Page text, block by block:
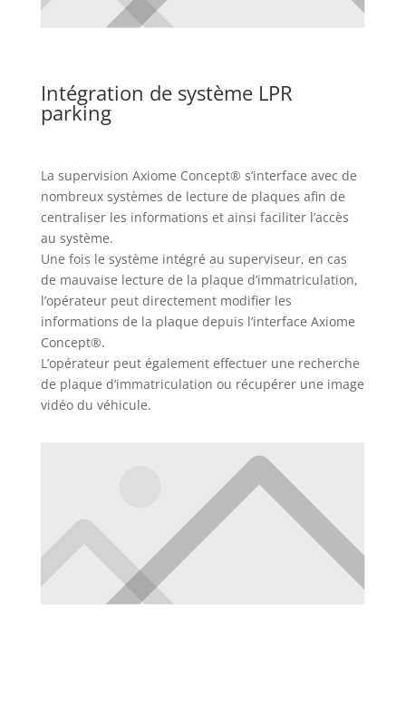
Intégration de système LPR
parking
La supervision Axiome Concept® s’interface avec de
nombreux systèmes de lecture de plaques afin de
centraliser les informations et ainsi faciliter l’accès
au système.
Une fois le système intégré au superviseur, en cas
de mauvaise lecture de la plaque d’immatriculation,
l’opérateur peut directement modifier les
informations de la plaque depuis l’interface Axiome
Concept®.
L’opérateur peut également effectuer une recherche
de plaque d’immatriculation ou récupérer une image
vidéo du véhicule.